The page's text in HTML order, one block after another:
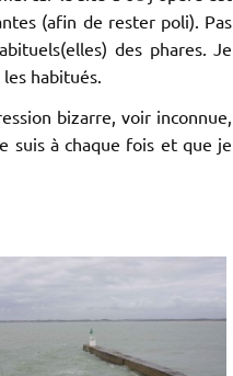
(afin de rester poli). Pas
des phares. Je
habitués.
bizarre, voir inconnue,
suis à chaque fois et que je